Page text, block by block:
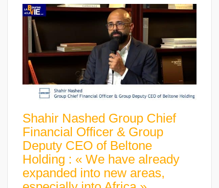
Shahir Nashed Group Chief
Financial Officer & Group
Deputy CEO of Beltone
Holding : « We have already
expanded into new areas,